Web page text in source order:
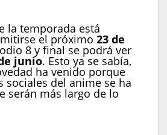
la temporada está
el próximo 23 de
8 y final se podrá ver
junio. Esto ya se sabía,
ha venido porque
sociales del anime se ha
serán más largo de lo